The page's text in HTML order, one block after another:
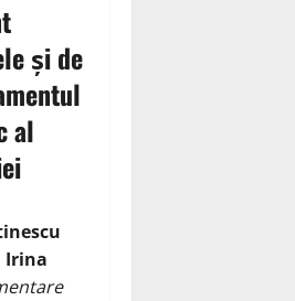
și de
al
Irina